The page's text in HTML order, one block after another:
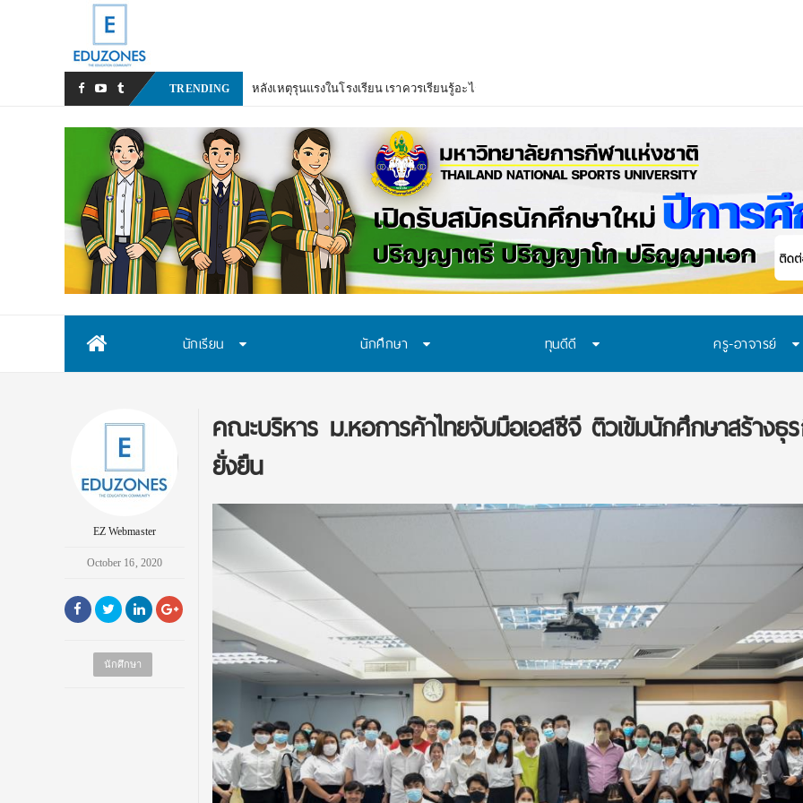
TRENDING ร_
นักเรียน นักศึกษา ทุนดีดี ครู-อาจารย์
EZ Webmaster
October 16, 2020
นักศึกษา
คณะบริหาร ม.หอการค้าไทยจับมือเอสซีจี ติวเข้มนักศึกษาสร้างธุ
ยั่งยืน